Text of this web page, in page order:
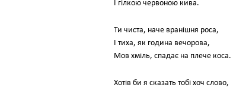
І гілкою червоною кива.
Ти чиста, наче вранішня роса,
І тиха, як година вечорова,
Мов хміль, спадає на плече коса.
Хотів би я сказать тобі хоч слово,